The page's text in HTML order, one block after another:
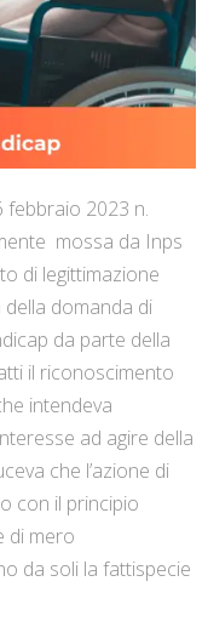
febbraio 2023 n.
mossa da Inps
di legittimazione
della domanda di
da parte della
il riconoscimento
intendeva
ad agire della
che l’azione di
con il principio
di mero
da soli la fattispecie